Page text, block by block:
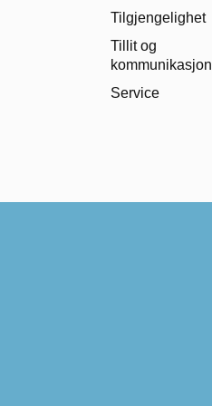
Tilgjengelighet
Tillit og
kommunikasjon
Service